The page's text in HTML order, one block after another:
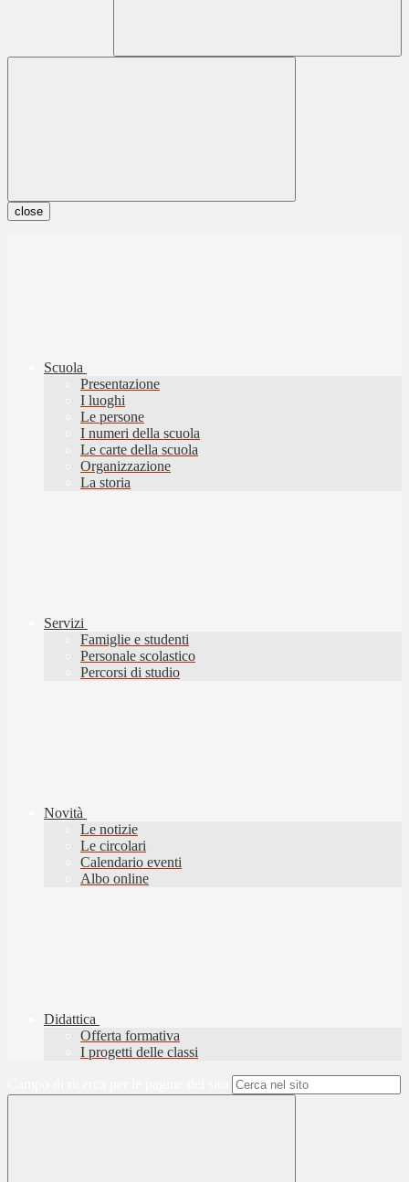
close
Scuola
Presentazione
I luoghi
Le persone
I numeri della scuola
Le carte della scuola
Organizzazione
La storia
Servizi
Famiglie e studenti
Personale scolastico
Percorsi di studio
Novità
Le notizie
Le circolari
Calendario eventi
Albo online
Didattica
Offerta formativa
I progetti delle classi